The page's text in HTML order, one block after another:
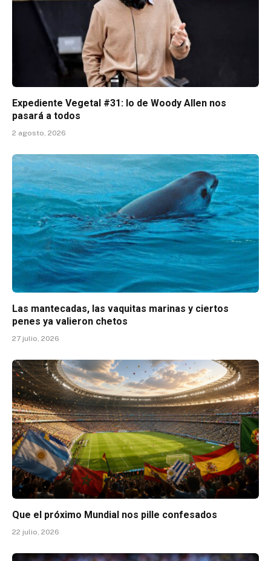
Expediente Vegetal #31: lo de Woody Allen nos
pasará a todos
2 agosto, 2026
Las mantecadas, las vaquitas marinas y ciertos
penes ya valieron chetos
27 julio, 2026
Que el próximo Mundial nos pille confesados
22 julio, 2026